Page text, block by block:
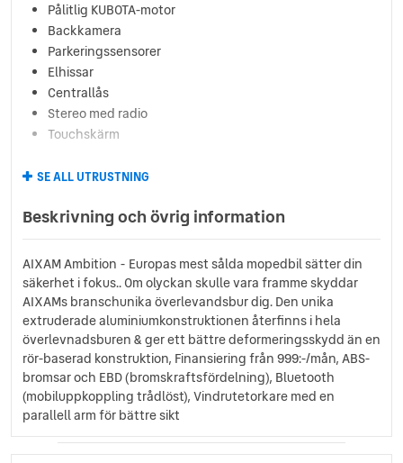
Pålitlig KUBOTA-motor
Backkamera
Parkeringssensorer
Elhissar
Centrallås
Stereo med radio
Touchskärm
SE ALL UTRUSTNING
Beskrivning och övrig information
AIXAM Ambition - Europas mest sålda mopedbil sätter din
säkerhet i fokus.. Om olyckan skulle vara framme skyddar
AIXAMs branschunika överlevandsbur dig. Den unika
extruderade aluminiumkonstruktionen återfinns i hela
överlevnadsburen & ger ett bättre deformeringsskydd än en
rör-baserad konstruktion, Finansiering från 999:-/mån, ABS-
bromsar och EBD (bromskraftsfördelning), Bluetooth
(mobiluppkoppling trådlöst), Vindrutetorkare med en
parallell arm för bättre sikt